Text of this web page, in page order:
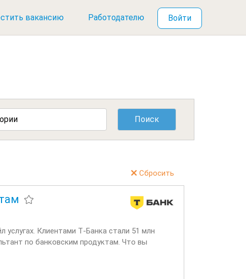
вакансию Работодателю Войти
Сбросить
Клиентами Т‑Банка стали 51 млн
по банковским продуктам. Что вы